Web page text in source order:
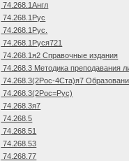
74.268.1Англ
74.268.1Рус
74.268.1Рус.
74.268.1Руся721
74.268.1я2 Справочные издания
74.268.3 Методика преподавания
74.268.3(2Рос-4Ста)я7
74.268.3(2Рос=Рус)
74.268.3я7
74.268.5
74.268.51
74.268.53
74.268.77